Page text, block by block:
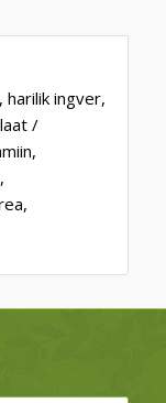
harilik ingver,
/